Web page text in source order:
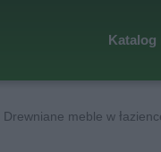
Katalog
Drewniane meble w